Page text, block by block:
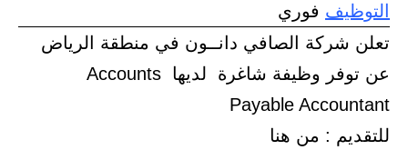
التوظيف فوري
تعلن شركة الصافي دانــون في منطقة الرياض
عن توفر وظيفة شاغرة لديها Accounts
Payable Accountant
للتقديم : من هنا